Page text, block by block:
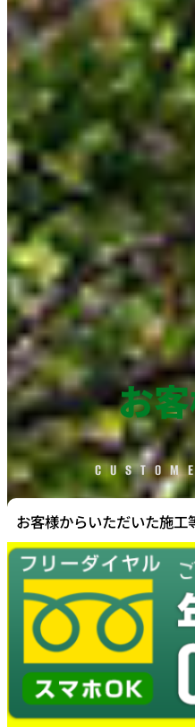
お
お客様からいただいた施
ております。星評価やコメ
な声に触れていただけます。
お客様の声